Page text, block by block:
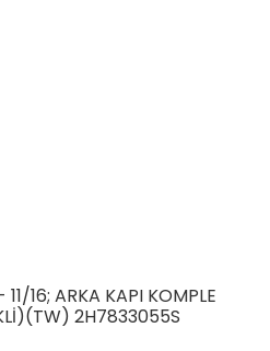
16; ARKA KAPI KOMPLE
2H7833055S